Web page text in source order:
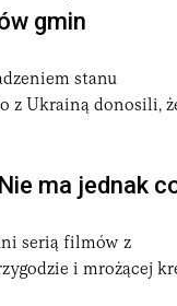
gmin
stanu
z Ukrainą donosili,
ma jednak
serią filmów z
i mrożącej